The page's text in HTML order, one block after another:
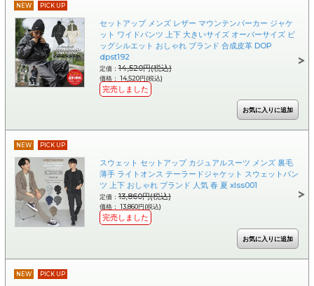
NEW PICK UP
セットアップ メンズ レザー マウンテンパーカー ジャケ
ット ワイドパンツ 上下 大きいサイズ オーバーサイズ ビ
ッグシルエット おしゃれ ブランド 合成皮革 DOP
dpst192
定価：14,520円(税込)
価格： 14,520円(税込)
完売しました
NEW PICK UP
スウェット セットアップ カジュアルスーツ メンズ 裏毛
薄手 ライトオンス テーラードジャケット スウェットパン
ツ 上下 おしゃれ ブランド 人気 春 夏 xlss001
定価：13,860円(税込)
価格： 13,860円(税込)
完売しました
NEW PICK UP